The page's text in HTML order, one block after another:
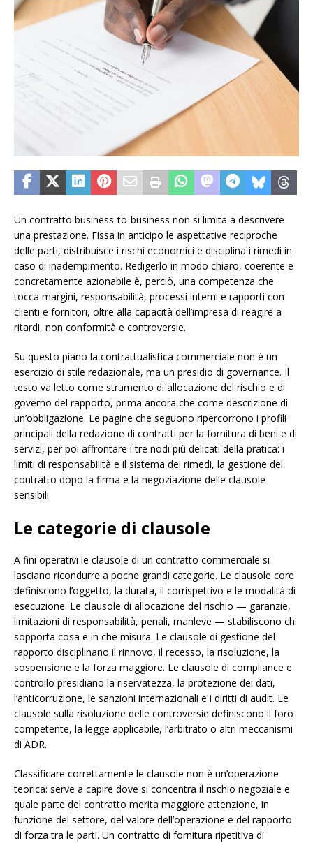
Un contratto business-to-business non si limita a descrivere
una prestazione. Fissa in anticipo le aspettative reciproche
delle parti, distribuisce i rischi economici e disciplina i rimedi in
caso di inadempimento. Redigerlo in modo chiaro, coerente e
concretamente azionabile è, perciò, una competenza che
tocca margini, responsabilità, processi interni e rapporti con
clienti e fornitori, oltre alla capacità dell’impresa di reagire a
ritardi, non conformità e controversie.
Su questo piano la contrattualistica commerciale non è un
esercizio di stile redazionale, ma un presidio di governance. Il
testo va letto come strumento di allocazione del rischio e di
governo del rapporto, prima ancora che come descrizione di
un’obbligazione. Le pagine che seguono ripercorrono i profili
principali della redazione di contratti per la fornitura di beni e di
servizi, per poi affrontare i tre nodi più delicati della pratica: i
limiti di responsabilità e il sistema dei rimedi, la gestione del
contratto dopo la firma e la negoziazione delle clausole
sensibili.
Le categorie di clausole
A fini operativi le clausole di un contratto commerciale si
lasciano ricondurre a poche grandi categorie. Le clausole core
definiscono l’oggetto, la durata, il corrispettivo e le modalità di
esecuzione. Le clausole di allocazione del rischio — garanzie,
limitazioni di responsabilità, penali, manleve — stabiliscono chi
sopporta cosa e in che misura. Le clausole di gestione del
rapporto disciplinano il rinnovo, il recesso, la risoluzione, la
sospensione e la forza maggiore. Le clausole di compliance e
controllo presidiano la riservatezza, la protezione dei dati,
l’anticorruzione, le sanzioni internazionali e i diritti di audit. Le
clausole sulla risoluzione delle controversie definiscono il foro
competente, la legge applicabile, l’arbitrato o altri meccanismi
di ADR.
Classificare correttamente le clausole non è un’operazione
teorica: serve a capire dove si concentra il rischio negoziale e
quale parte del contratto merita maggiore attenzione, in
funzione del settore, del valore dell’operazione e del rapporto
di forza tra le parti. Un contratto di fornitura ripetitiva di